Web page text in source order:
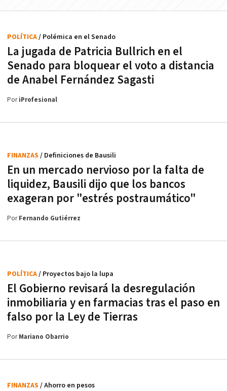
La jugada de Patricia Bullrich en el
Senado para bloquear el voto a distancia
de Anabel Fernández Sagasti
POLÍTICA/ Polémica en el Senado
PoriProfesional
En un mercado nervioso por la falta de
liquidez, Bausili dijo que los bancos
exageran por "estrés postraumático"
FINANZAS / Definiciones de Bausili
PorFernando Gutiérrez
El Gobierno revisará la desregulación
inmobiliaria y en farmacias tras el paso en
falso por la Ley de Tierras
POLÍTICA/ Proyectos bajo la lupa
PorMariano Obarrio
FINANZAS / Ahorro en pesos